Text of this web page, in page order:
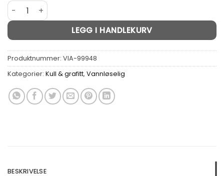
Viarco Soft Carbon Blyant pakke m/6 myk kull
LEGG I HANDLEKURV
Alternative:
Produktnummer: VIA-99948
Kategorier: Kull & grafitt, Vannløselig
BESKRIVELSE